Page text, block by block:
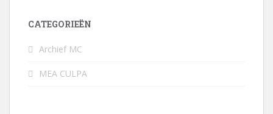
CATEGORIEËN
Archief MC
MEA CULPA